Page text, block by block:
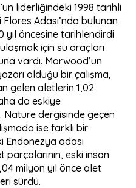
liderliğindeki 1998 tarihli
Adası’nda bulunan
öncesine tarihlendirdi
için su araçları
vardı. Morwood’un
olduğu bir çalışma,
gelen aletlerin 1,02
da eskiye
dergisinde geçen
ise farklı bir
Endonezya adası
eski insan
milyon yıl önce alet
sürdü.